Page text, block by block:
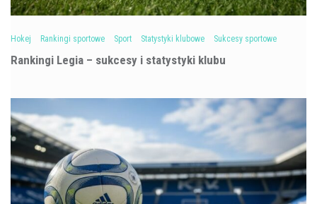
Hokej Rankingi sportowe Sport Statystyki klubowe Sukcesy sportowe
Rankingi Legia – sukcesy i statystyki klubu